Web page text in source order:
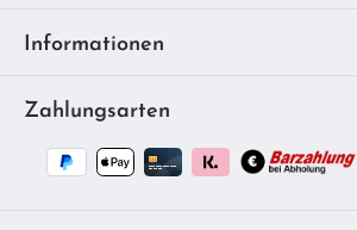
Informationen
Zahlungsarten